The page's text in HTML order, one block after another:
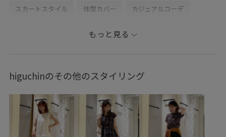
スカートスタイル 体型カバー カジュアルコーデ
シンプルコーデ
スカート
GIA16050 GIX16190 1枚でコーディネート 26SS10
26SS10r 26SS15 26SS20 26SS20gsr
もっと見る
higuchinのその他のスタイリング